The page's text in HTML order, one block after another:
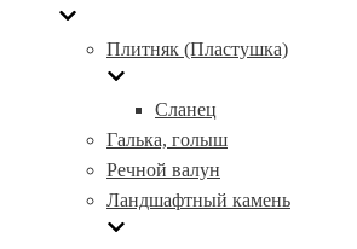
Плитняк (Пластушка)
Сланец
Галька, голыш
Речной валун
Ландшафтный камень